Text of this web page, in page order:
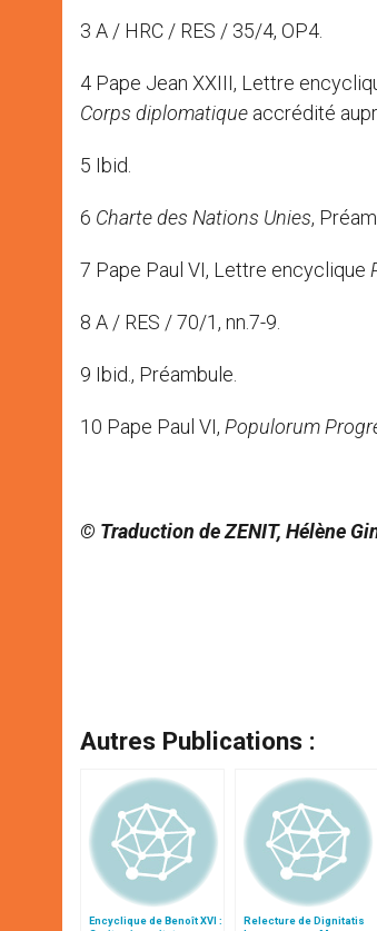
3 A / HRC / RES / 35/4, OP4.
4 Pape Jean XXIII, Lettre
Corps diplomatique accrédité
5 Ibid.
6 Charte des Nations Unies,
7 Pape Paul VI, Lettre encyclique
8 A / RES / 70/1, nn.7-9.
9 Ibid., Préambule.
10 Pape Paul VI, Populorum
© Traduction de ZENIT, Hélène
Autres Publications :
Encyclique de Benoît XVI :
Relecture de Dignitatis